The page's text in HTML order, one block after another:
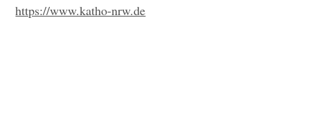
https://www.katho-nrw.de